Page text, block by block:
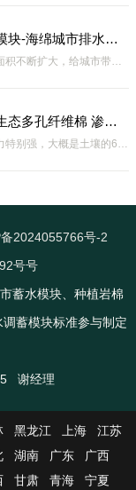
凌云县智能化碳纤雨水收集模块-海绵城市排水蓄水系统的优选项
凌云县随着城市化进程加快，城市面积不断扩大，给城市带来的问题也随之增加。其中之一就是水资源的短缺。雨水收集是一种解决城市水资源短缺的有效途径。在雨水收集技术中，智能化碳纤雨水收集模块的出现，为解决城市水资源
凌云县城市河道排水用银通生态多孔纤维棉 渗透性好重量轻
凌云县银通生态多孔纤维棉储水能力特别强，大概是土壤的6倍，所以在下暴雨或者是严重的雨雪天气时，能将降水量很好的吸收掉，到了天气晴朗之后又会将这些水分蒸发到空气中。这种材料在绿化环保上能起到很大的作用，能够大
2024055766号-2
号号
蓄水模块、种植岩棉
蓄模块标准参与制定
谢经理
黑龙江 上海
江苏
湖南 广东
广西
甘肃 青海 宁夏